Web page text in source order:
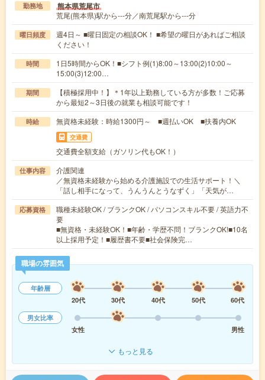
勤務地 熊本県荒尾市
荒尾(熊本県)駅から---分／南荒尾駅から---分
曜日頻度
週4日～ ■曜日固定の相談OK！ ■希望の曜日があればご相談
ください！
時間
1日5時間からOK！■シフト例(1)8:00～13:00(2)10:00～
15:00(3)12:00…
期間
【積極採用中！】＊1年以上勤務している方が多数！ご応募
から最短2～3日後の就業も相談可能です！
時給 無資格未経験：時給1300円～ ■週払いOK ■扶養内OK
交通費
交通費全額支給（ガソリン代もOK！）
仕事内容
介護関連
／無資格未経験から始める介護施設での生活サポート！＼
「話し相手になって、うんうんとうなずく」「天気が…
応募資格
職種未経験OK / ブランクOK / パソコンスキル不要 / 英語力不
要
■無資格・未経験OK！■年齢・学歴不問！ブランクOK!■10名
以上採用予定！■履歴書不要■社会保険完…
職場の雰囲気
年齢層
20代
30代 40代 50代
60代
男女比率
女性
男性
もっと見る